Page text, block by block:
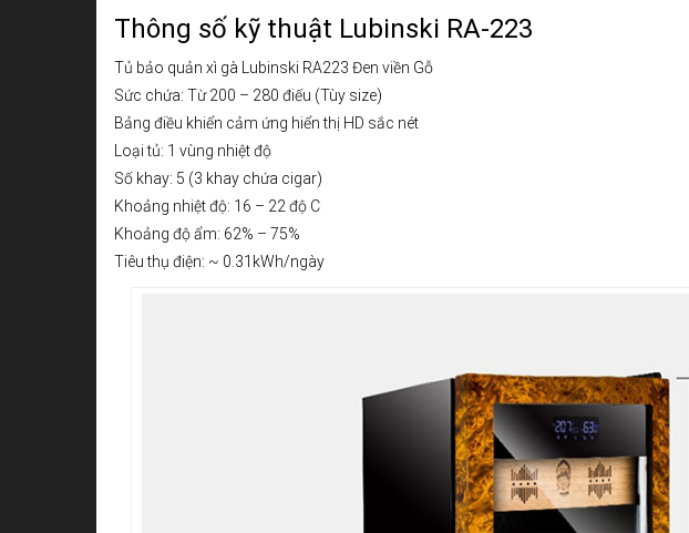
Thông số kỹ thuật Lubinski RA-223
Tủ bảo quản xì gà Lubinski RA223 Đen viền Gỗ
Sức chứa: Từ 200 – 280 điếu (Tùy size)
Bảng điều khiển cảm ứng hiển thị HD sắc nét
Loại tủ: 1 vùng nhiệt độ
Số khay: 5 (3 khay chứa cigar)
Khoảng nhiệt độ: 16 – 22 độ C
Khoảng độ ẩm: 62% – 75%
Tiêu thụ điện: ~ 0.31kWh/ngày